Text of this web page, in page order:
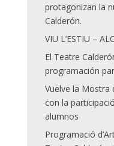
protagonizan la
Calderón.
VIU L’ESTIU –
El Teatre
programación
Vuelve la Mostra
con la
alumnos
Programació